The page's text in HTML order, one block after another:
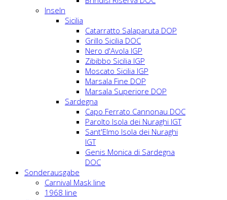
Inseln
Sicilia
Catarratto Salaparuta DOP
Grillo Sicilia DOC
Nero d'Avola IGP
Zibibbo Sicilia IGP
Moscato Sicilia IGP
Marsala Fine DOP
Marsala Superiore DOP
Sardegna
Capo Ferrato Cannonau DOC
Parolto Isola dei Nuraghi IGT
Sant'Elmo Isola dei Nuraghi
IGT
Genis Monica di Sardegna
DOC
Sonderausgabe
Carnival Mask line
1968 line